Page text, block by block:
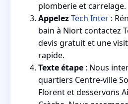
plomberie et carrelage.
AppelezTech Inter :
bain à Niort contactez
devis gratuit et une
rapide.
Texte étape : Nous
quartiers Centre-ville
Florent et desservons